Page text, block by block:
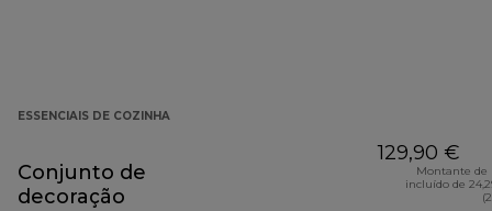
ESSENCIAIS DE COZINHA
Conjunto de
decoração
129,90 €
Montante de
incluído de